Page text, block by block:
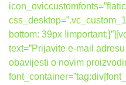
bottom: 39px
text=”Prijavite e-mail
obavijesti o novim